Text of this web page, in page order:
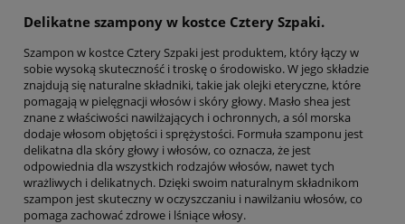
Delikatne szampony w kostce Cztery Szpaki.
Szampon w kostce Cztery Szpaki jest produktem, który łączy w
sobie wysoką skuteczność i troskę o środowisko. W jego składzie
znajdują się naturalne składniki, takie jak olejki eteryczne, które
pomagają w pielęgnacji włosów i skóry głowy. Masło shea jest
znane z właściwości nawilżających i ochronnych, a sól morska
dodaje włosom objętości i sprężystości. Formuła szamponu jest
delikatna dla skóry głowy i włosów, co oznacza, że jest
odpowiednia dla wszystkich rodzajów włosów, nawet tych
wrażliwych i delikatnych. Dzięki swoim naturalnym składnikom
szampon jest skuteczny w oczyszczaniu i nawilżaniu włosów, co
pomaga zachować zdrowe i lśniące włosy.